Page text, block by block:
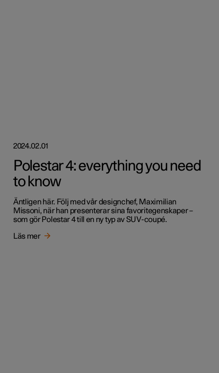
2024.02.01
Polestar 4: everything you need
to know
Äntligen här. Följ med vår designchef, Maximilian
Missoni, när han presenterar sina favoritegenskaper –
som gör Polestar 4 till en ny typ av SUV-coupé.
Läs mer